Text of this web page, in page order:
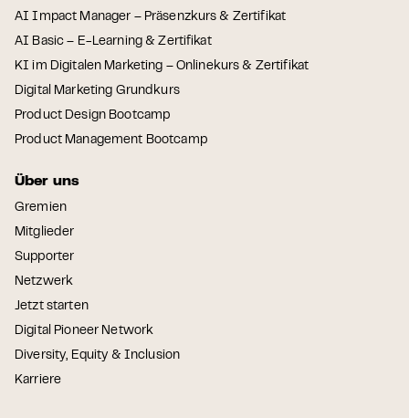
AI Impact Manager – Präsenzkurs & Zertifikat
AI Basic – E-Learning & Zertifikat
KI im Digitalen Marketing – Onlinekurs & Zertifikat
Digital Marketing Grundkurs
Product Design Bootcamp
Product Management Bootcamp
Über uns
Gremien
Mitglieder
Supporter
Netzwerk
Jetzt starten
Digital Pioneer Network
Diversity, Equity & Inclusion
Karriere